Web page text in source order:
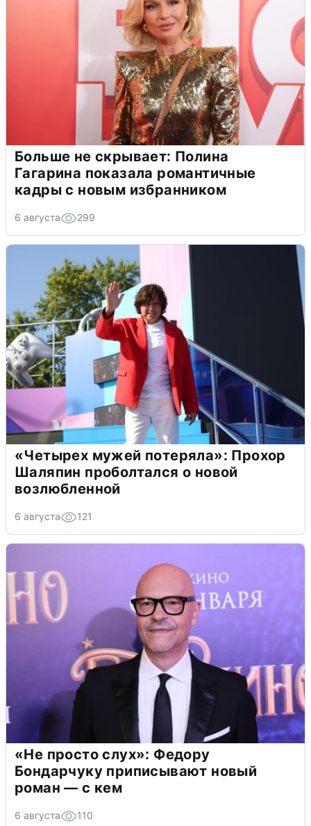
Больше не скрывает: Полина
Гагарина показала романтичные
кадры с новым избранником
6 августа 299
«Четырех мужей потеряла»: Прохор
Шаляпин проболтался о новой
возлюбленной
6 августа 121
«Не просто слух»: Федору
Бондарчуку приписывают новый
роман — с кем
6 августа 110